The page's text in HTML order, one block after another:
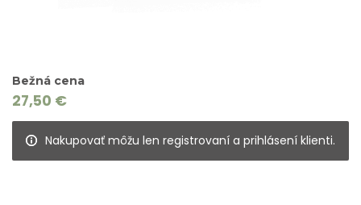
Bežná cena
27,50 €
Nakupovať môžu len registrovaní a prihlásení klienti.